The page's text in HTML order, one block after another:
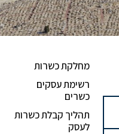
מחלקת כשרות
רשימת עסקים
כשרים
תהליך קבלת כשרות
לעסק